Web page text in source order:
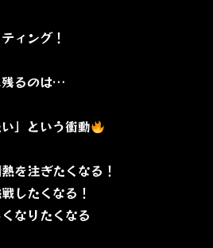
ィング！
残るのは…
」という衝動
を注ぎたくなる！
したくなる！
なりたくなる